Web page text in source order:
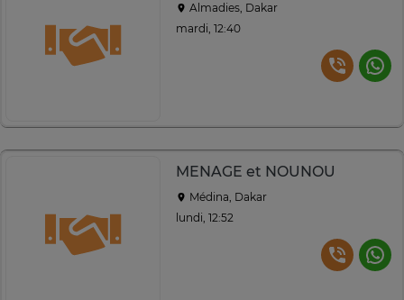
Almadies, Dakar
mardi, 12:40
MENAGE et NOUNOU
Médina, Dakar
lundi, 12:52